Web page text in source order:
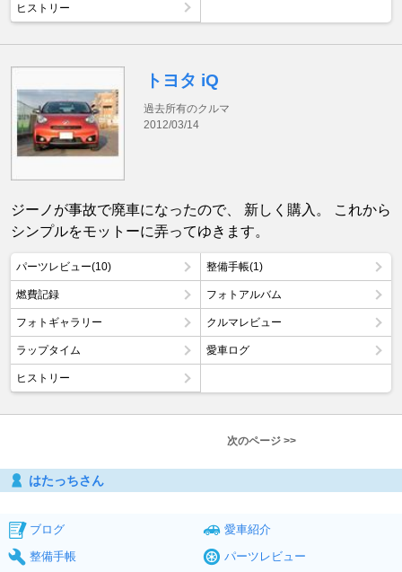
ヒストリー
トヨタ iQ
過去所有のクルマ
2012/03/14
ジーノが事故で廃車になったので、 新しく購入。 これから
シンプルをモットーに弄ってゆきます。
パーツレビュー(10) 整備手帳(1)
燃費記録 フォトアルバム
フォトギャラリー クルマレビュー
ラップタイム 愛車ログ
ヒストリー
次のページ >>
はたっちさん
ブログ
愛車紹介
整備手帳
パーツレビュー